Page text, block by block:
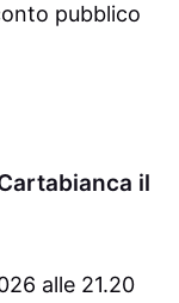
pubblico
il
alle 21.20